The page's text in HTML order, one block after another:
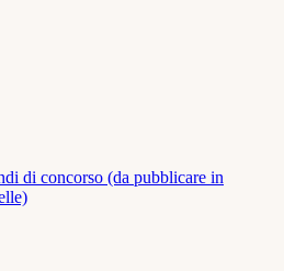
di concorso (da pubblicare in